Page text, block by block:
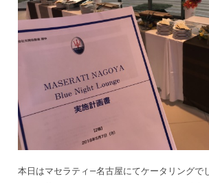
本日はマセラティ―名古屋にてケータリングで